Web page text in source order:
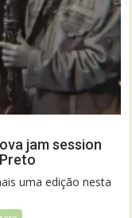
jam session
uma edição nesta